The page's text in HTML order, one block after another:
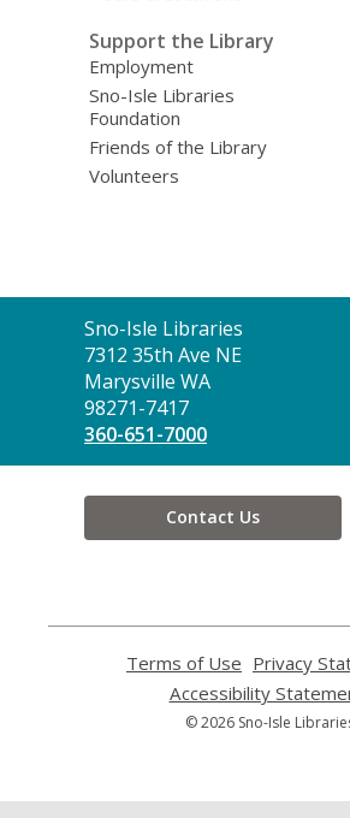
Support the Library
Employment
Sno-Isle Libraries
Foundation
Friends of the Library
Volunteers
Contact
the
Library
Sno-Isle Libraries
7312 35th Ave NE
Marysville WA
98271-7417
360-651-7000
Contact Us
Terms of Use
opens
a
new
Privacy
Accessibility
© 2026 Sno-Isle